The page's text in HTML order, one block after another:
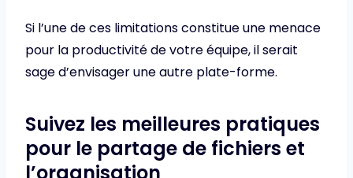
Si l’une de ces limitations constitue une menace
pour la productivité de votre équipe, il serait
sage d’envisager une autre plate-forme.
Suivez les meilleures pratiques
pour le partage de fichiers et